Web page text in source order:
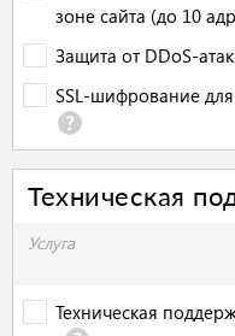
зоне сайта (до 10
Защита от DDoS-атак
SSL-шифрование для
Техническая
Услуга
Техническая